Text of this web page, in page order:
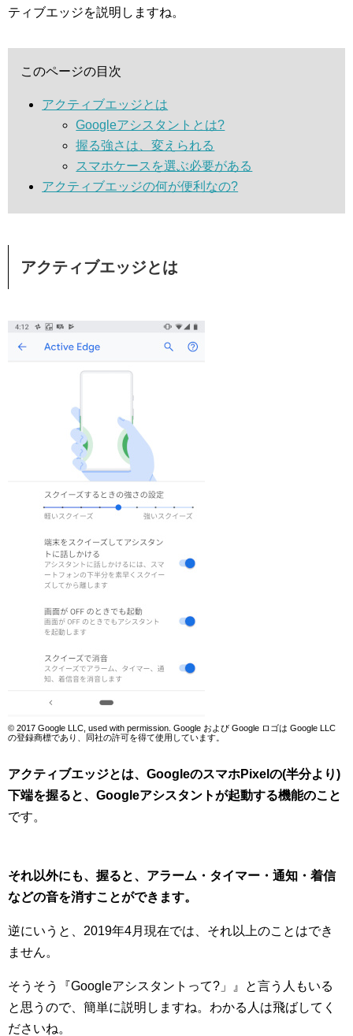
ティブエッジを説明しますね。
このページの目次
アクティブエッジとは
Googleアシスタントとは?
握る強さは、変えられる
スマホケースを選ぶ必要がある
アクティブエッジの何が便利なの?
アクティブエッジとは
© 2017 Google LLC, used with permission. Google および Google ロゴは Google LLC
の登録商標であり、同社の許可を得て使用しています。
アクティブエッジとは、GoogleのスマホPixelの(半分より)
下端を握ると、Googleアシスタントが起動する機能のこと
です。
それ以外にも、握ると、アラーム・タイマー・通知・着信
などの音を消すことができます。
逆にいうと、2019年4月現在では、それ以上のことはでき
ません。
そうそう『Googleアシスタントって?」』と言う人もいる
と思うので、簡単に説明しますね。わかる人は飛ばしてく
ださいね。